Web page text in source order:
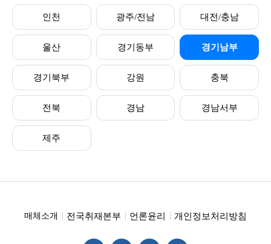
인천 광주/전남 대전/충남
울산 경기동부 경기남부
경기북부 강원 충북
전북 경남 경남서부
제주
매체소개 전국취재본부 언론윤리 개인정보처리방침